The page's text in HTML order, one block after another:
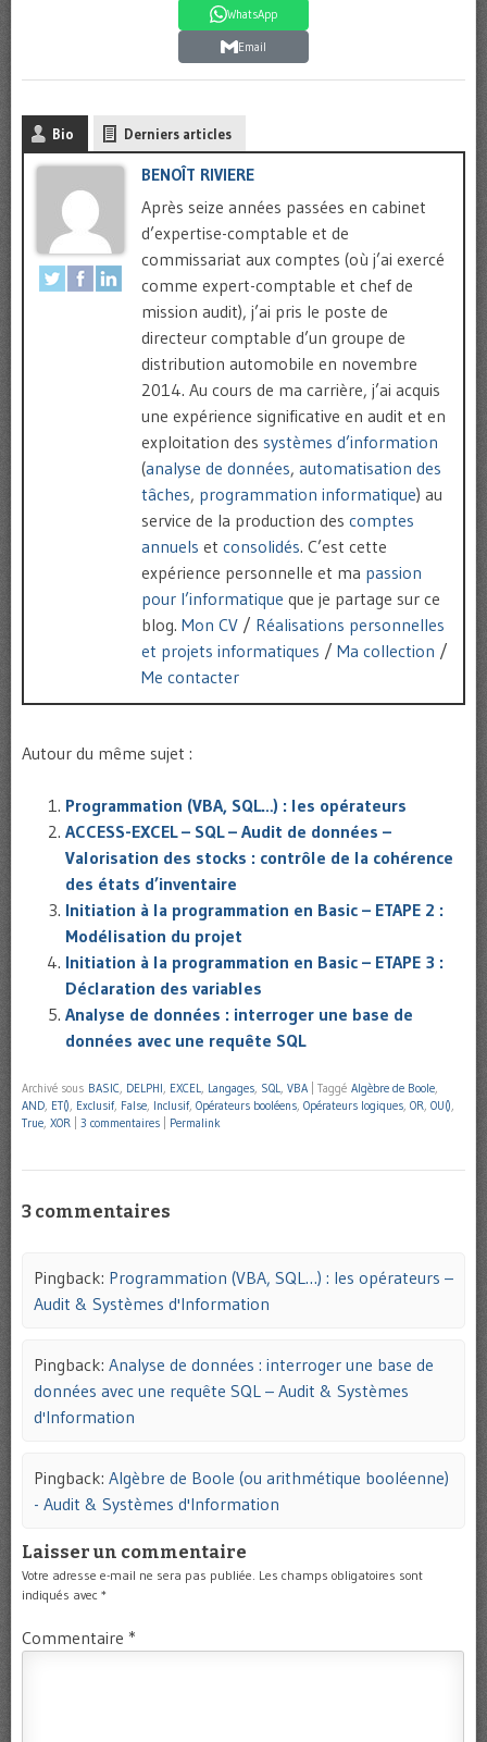
WhatsApp
Email
Bio Derniers articles
BENOÎT RIVIERE
Après seize années passées en cabinet
d’expertise-comptable et de
commissariat aux comptes (où j’ai exercé
comme expert-comptable et chef de
mission audit), j’ai pris le poste de
directeur comptable d’un groupe de
distribution automobile en novembre
2014. Au cours de ma carrière, j’ai acquis
une expérience significative en audit et en
exploitation des systèmes d’information
(analyse de données, automatisation des
tâches, programmation informatique) au
service de la production des comptes
annuels et consolidés. C’est cette
expérience personnelle et ma passion
pour l’informatique que je partage sur ce
blog. Mon CV / Réalisations personnelles
et projets informatiques / Ma collection /
Me contacter
Autour du même sujet :
Programmation (VBA, SQL…) : les opérateurs
ACCESS-EXCEL – SQL – Audit de données –
Valorisation des stocks : contrôle de la cohérence
des états d’inventaire
Initiation à la programmation en Basic – ETAPE 2 :
Modélisation du projet
Initiation à la programmation en Basic – ETAPE 3 :
Déclaration des variables
Analyse de données : interroger une base de
données avec une requête SQL
Archivé sous BASIC, DELPHI, EXCEL, Langages, SQL, VBA Taggé Algèbre de Boole,
AND, ET(), Exclusif, False, Inclusif, Opérateurs booléens, Opérateurs logiques, OR, OU(),
True, XOR 3 commentaires Permalink
3 commentaires
Pingback: Programmation (VBA, SQL…) : les opérateurs –
Audit & Systèmes d'Information
Pingback: Analyse de données : interroger une base de
données avec une requête SQL – Audit & Systèmes
d'Information
Pingback: Algèbre de Boole (ou arithmétique booléenne)
- Audit & Systèmes d'Information
Laisser un commentaire
Votre adresse e-mail ne sera pas publiée. Les champs obligatoires sont
indiqués avec *
Commentaire *